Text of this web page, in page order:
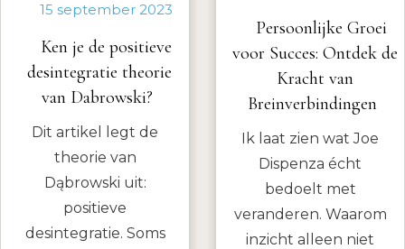
15 september 2023
Ken je de positieve
desintegratie theorie
van Dabrowski?
Dit artikel legt de
theorie van
Dąbrowski uit:
positieve
desintegratie. Soms
Persoonlijke Groei
voor Succes: Ontdek de
Kracht van
Breinverbindingen
Ik laat zien wat Joe
Dispenza écht
bedoelt met
veranderen. Waarom
inzicht alleen niet